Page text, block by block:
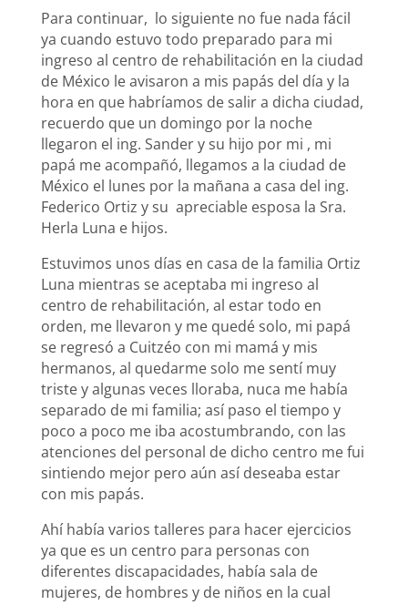
Para continuar, lo siguiente no fue nada fácil
ya cuando estuvo todo preparado para mi
ingreso al centro de rehabilitación en la ciudad
de México le avisaron a mis papás del día y la
hora en que habríamos de salir a dicha ciudad,
recuerdo que un domingo por la noche
llegaron el ing. Sander y su hijo por mi , mi
papá me acompañó, llegamos a la ciudad de
México el lunes por la mañana a casa del ing.
Federico Ortiz y su apreciable esposa la Sra.
Herla Luna e hijos.
Estuvimos unos días en casa de la familia Ortiz
Luna mientras se aceptaba mi ingreso al
centro de rehabilitación, al estar todo en
orden, me llevaron y me quedé solo, mi papá
se regresó a Cuitzéo con mi mamá y mis
hermanos, al quedarme solo me sentí muy
triste y algunas veces lloraba, nuca me había
separado de mi familia; así paso el tiempo y
poco a poco me iba acostumbrando, con las
atenciones del personal de dicho centro me fui
sintiendo mejor pero aún así deseaba estar
con mis papás.
Ahí había varios talleres para hacer ejercicios
ya que es un centro para personas con
diferentes discapacidades, había sala de
mujeres, de hombres y de niños en la cual